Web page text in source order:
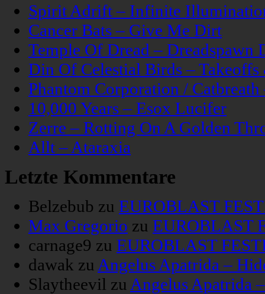
Spirit Adrift – Infinite
Cancer Bats – Give Me Dirt
Temple Of Dread – Dreadspawn
Din Of Celestial Birds –
Phantom Corporation /
10,000 Years – Esox Lucifer
Zerre – Rotting On A Golden
Allt – Ataraxia
Letzte Kommentare
Belzebub zu EUROBLAST
Max Gregorio zu EUROBLAST
carnage9 zu EUROBLAST
dawak zu Angelus Apatrida –
Slaytheevil zu Angelus Apatrida